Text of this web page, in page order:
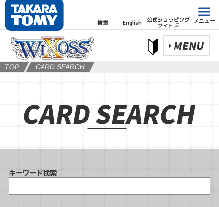
検索 English 公式ショッピング
サイト
メニュー
MENU
TOP CARD SEARCH
CARD SEARCH
キーワード検索